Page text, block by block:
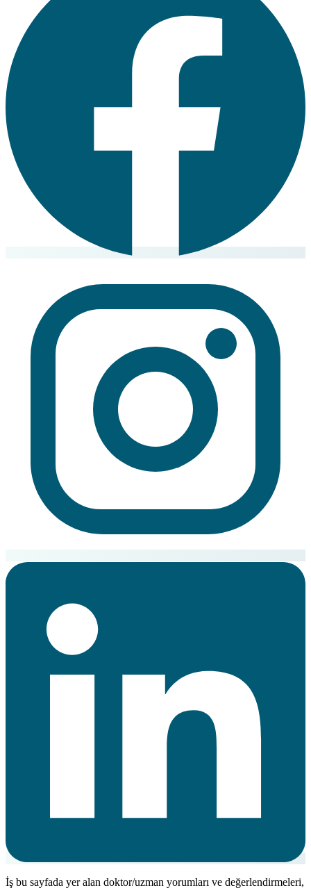
İş bu sayfada yer alan doktor/uzman yorumları ve değerlendirmeleri,